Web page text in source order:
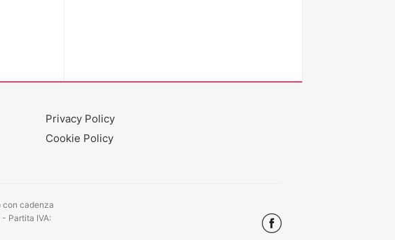
Privacy Policy
Cookie Policy
cadenza
Partita IVA: